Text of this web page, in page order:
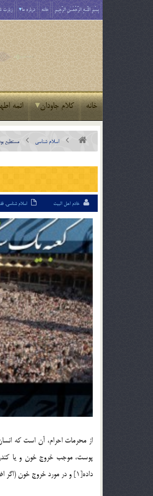
بِسْمِ اللَّـهِ الرَّحْمَـٰنِ الرَّحِيمِ خانه درباره ما زیارت
خانه کلام جاودان ائمه
اسلام شناسی مستطیع
خادم اهل البیت اسلام شناسی,
از محرمات احرام، آن است که
پوست، موجب خروج خون و یا
داده[1] و در مورد خروج خون (اگر اضطراری نباشد)، برخی از مراجع می‌گویند، بنابر احتیاط یک گوسفند به عنوان کفاره بپردازد.